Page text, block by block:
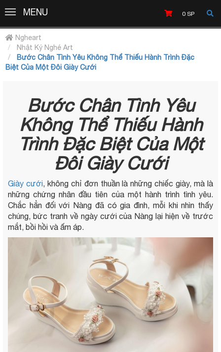
0 SP
MENUMENU
Ngheart
Nhật Ký Nghé Art
Bước Chân Tình Yêu Không Thể Thiếu Hành Trình Đặc
Biệt Của Một Đôi Giày Cưới
Bước Chân Tình Yêu
Không Thể Thiếu Hành
Trình Đặc Biệt Của Một
Đôi Giày Cưới
Giày cưới, không chỉ đơn thuần là những chiếc giày, mà là
những chứng nhân đầu tiên của một hành trình tình yêu.
Chắc hẳn đối với Nàng đã có gia đình, mỗi khi nhìn thấy
chúng, bức tranh về ngày cưới của Nàng lại hiện về trước
mắt, bồi hồi và ấm áp.